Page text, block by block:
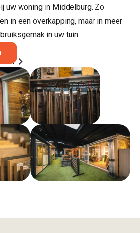
uw woning in Middelburg. Zo
in een overkapping, maar in meer
in uw tuin.